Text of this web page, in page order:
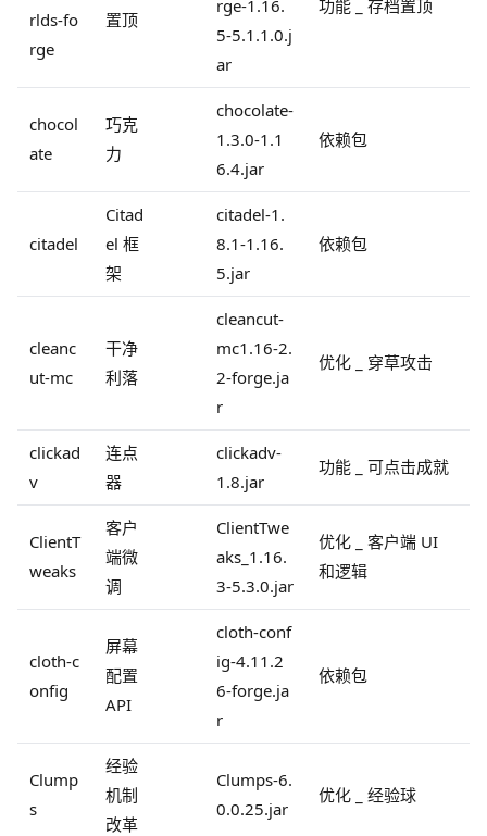
rlds-fo
rge
置顶
rge-1.16.
5-5.1.1.0.j
ar
功能 _ 存档置顶
chocol
ate
巧克
力
chocolate-
1.3.0-1.1
6.4.jar
依赖包
citadel
Citad
el 框
架
citadel-1.
8.1-1.16.
5.jar
依赖包
cleanc
ut-mc
干净
利落
cleancut-
mc1.16-2.
2-forge.ja
r
优化 _ 穿草攻击
clickad
v
连点
器
clickadv-
1.8.jar
功能 _ 可点击成就
ClientT
weaks
客户
端微
调
ClientTwe
aks_1.16.
3-5.3.0.jar
优化 _ 客户端 UI
和逻辑
cloth-c
onfig
屏幕
配置
API
cloth-conf
ig-4.11.2
6-forge.ja
r
依赖包
Clump
s
经验
机制
改革
Clumps-6.
0.0.25.jar
优化 _ 经验球